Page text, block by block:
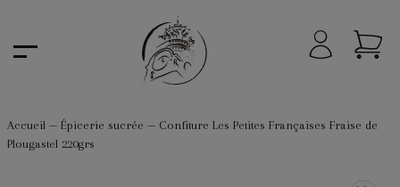
Accueil— Épicerie sucrée — Confiture Les Petites Françaises Fraise de
Plougastel 220grs